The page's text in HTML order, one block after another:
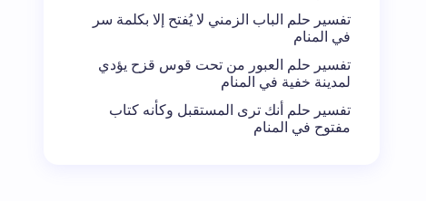
تفسير حلم الباب الزمني لا يُفتح إلا بكلمة سر
في المنام
تفسير حلم العبور من تحت قوس قزح يؤدي
لمدينة خفية في المنام
تفسير حلم أنك ترى المستقبل وكأنه كتاب
مفتوح في المنام